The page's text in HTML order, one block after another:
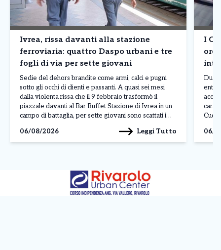
Ivrea, rissa davanti alla stazione
ferroviaria: quattro Daspo urbani e tre
fogli di via per sette giovani
Sedie del dehors brandite come armi, calci e pugni
sotto gli occhi di clienti e passanti. A quasi sei mesi
dalla violenta rissa che il 9 febbraio trasformò il
piazzale davanti al Bar Buffet Stazione di Ivrea in un
campo di battaglia, per sette giovani sono scattati i
Daspo […]
06/08/2026 Leggi Tutto
I
ore
Due
06/